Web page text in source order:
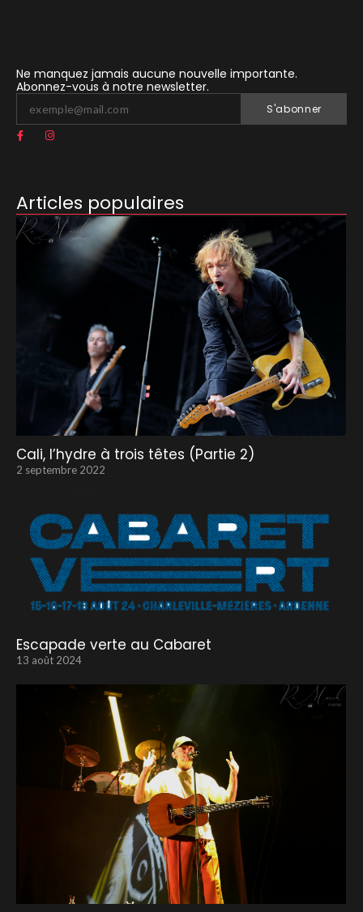
Ne manquez jamais aucune nouvelle importante.
Abonnez-vous à notre newsletter.
S'abonner
Articles populaires
Cali, l’hydre à trois têtes (Partie 2)
2 septembre 2022
Escapade verte au Cabaret
13 août 2024